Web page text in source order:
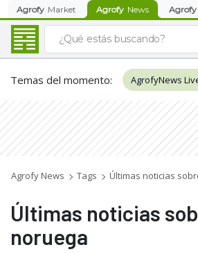
Agrofy Market Agrofy News Agrofy
Temas del momento: AgrofyNews
Agrofy News Tags Últimas noticias
Últimas noticias
noruega